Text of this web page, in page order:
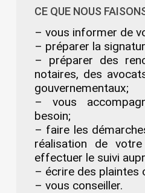
CE QUE NOUS
– vous informer de
– préparer la
– préparer des
notaires, des
gouvernementaux;
– vous
besoin;
– faire les
réalisation de
effectuer le suivi
– écrire des plaintes
– vous conseiller.